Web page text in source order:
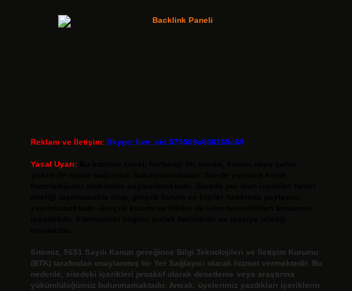
Reklam ve İletişim: Skype: live:.cid.575569c608265c69
Yasal Uyarı:
Sitemiz, 5651 Sayılı Kanun gereğince Bilgi Teknolojileri ve İletişim Kurumu
(BTK) tarafından onaylanmış bir Yer Sağlayıcı olarak hizmet vermektedir. Bu
nedenle, sitedeki içerikleri proaktif olarak denetleme veya araştırma
yükümlülüğümüz bulunmamaktadır. Ancak, üyelerimiz yazdıkları içeriklerin